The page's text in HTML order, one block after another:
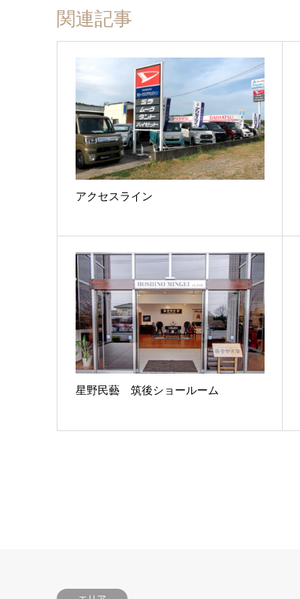
関連記事
アクセスライン
星野民藝 筑後ショールーム